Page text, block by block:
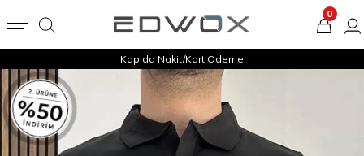
Kapıda Nakit/Kart Ödeme
0